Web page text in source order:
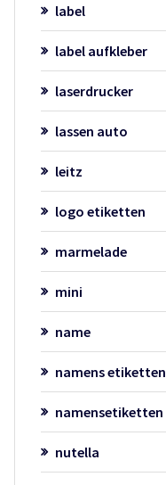
label
label aufkleber
laserdrucker
lassen auto
leitz
logo etiketten
marmelade
mini
name
namens etiketten
namensetiketten
nutella